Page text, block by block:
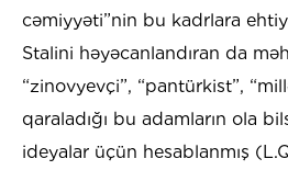
cəmiyyəti”nin bu kadrlara
Stalini həyəcanlandıran da
“zinovyevçi”, “pantürkist”,
qaraladığı bu adamların ola
ideyalar üçün hesablanmış